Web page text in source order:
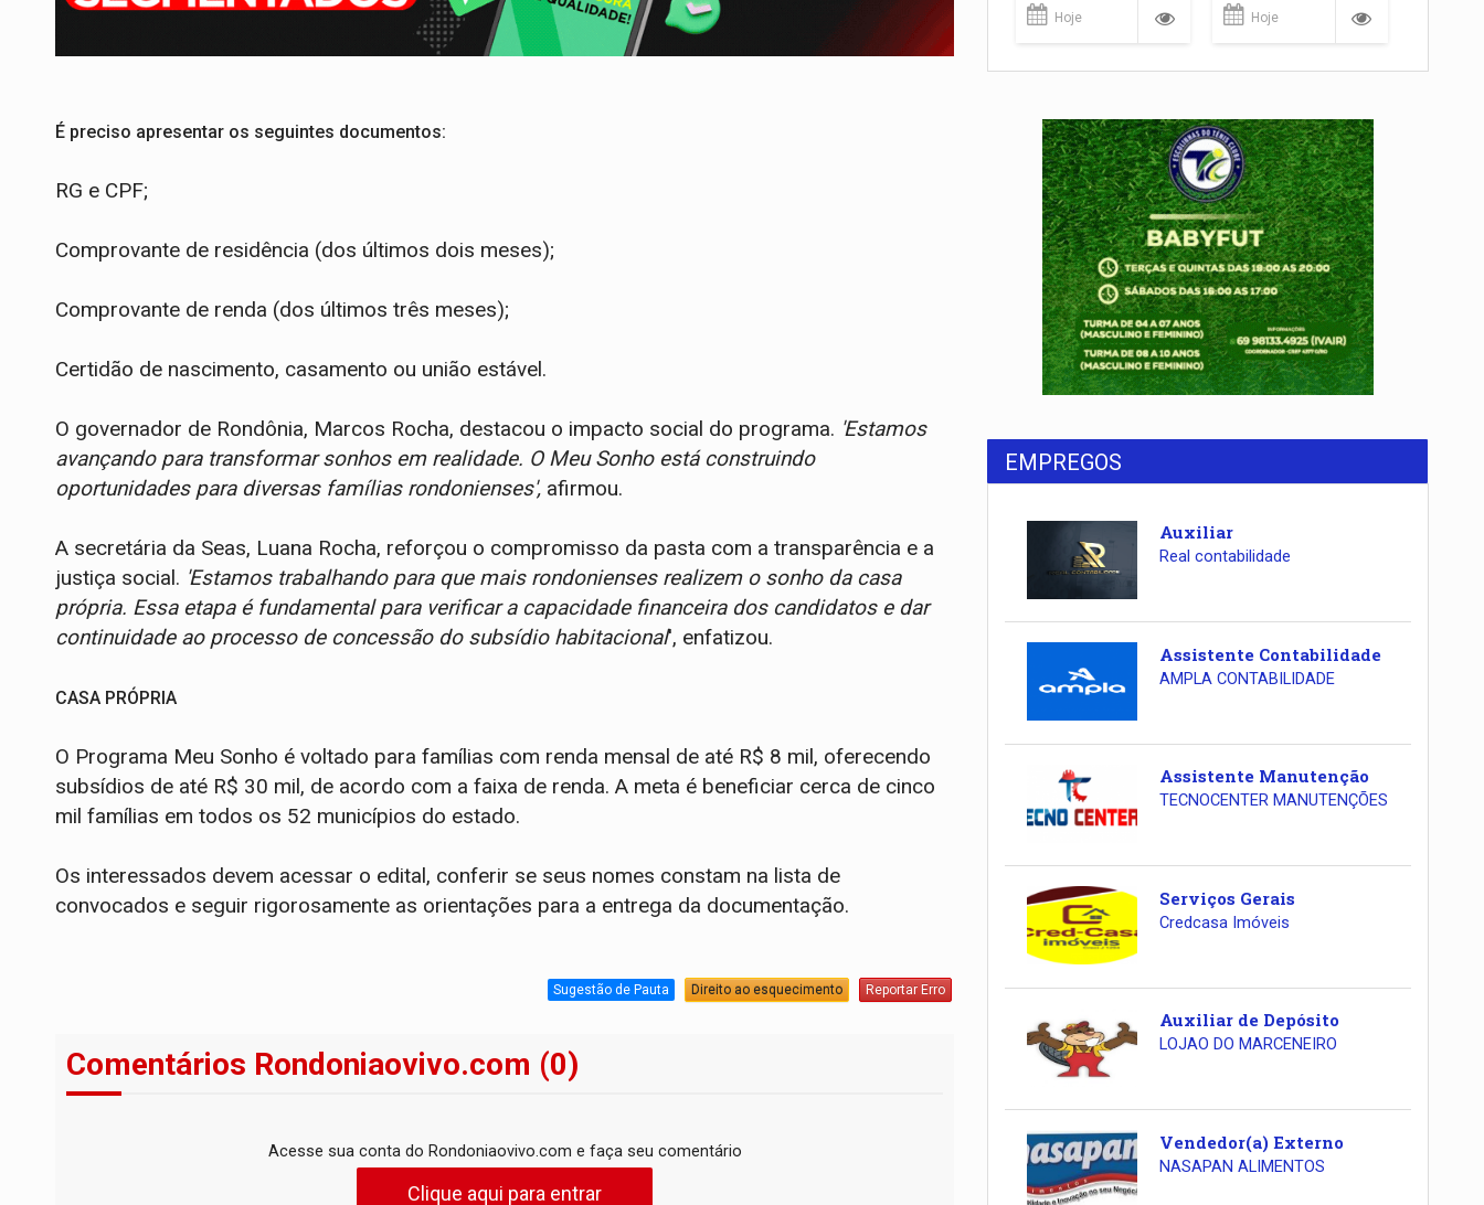
É preciso apresentar os seguintes documentos:
RG e CPF;
Comprovante de residência (dos últimos dois meses);
Comprovante de renda (dos últimos três meses);
Certidão de nascimento, casamento ou união estável.
O governador de Rondônia, Marcos Rocha, destacou o impacto social do programa. 'Estamos
avançando para transformar sonhos em realidade. O Meu Sonho está construindo
oportunidades para diversas famílias rondonienses', afirmou.
A secretária da Seas, Luana Rocha, reforçou o compromisso da pasta com a transparência e a
justiça social. 'Estamos trabalhando para que mais rondonienses realizem o sonho da casa
própria. Essa etapa é fundamental para verificar a capacidade financeira dos candidatos e dar
continuidade ao processo de concessão do subsídio habitacional', enfatizou.
CASA PRÓPRIA
O Programa Meu Sonho é voltado para famílias com renda mensal de até R$ 8 mil, oferecendo
subsídios de até R$ 30 mil, de acordo com a faixa de renda. A meta é beneficiar cerca de cinco
mil famílias em todos os 52 municípios do estado.
Os interessados devem acessar o edital, conferir se seus nomes constam na lista de
convocados e seguir rigorosamente as orientações para a entrega da documentação.
Sugestão de Pauta Direito ao esquecimento Reportar Erro
Comentários Rondoniaovivo.com (0)
Acesse sua conta do Rondoniaovivo.com e faça seu comentário
Clique aqui para entrar
1.400.000
Hoje
apartamentos!
Hoje
EMPREGOS
Auxiliar
Real contabilidade
Assistente Contabilidade
AMPLA CONTABILIDADE
Assistente Manutenção
TECNOCENTER MANUTENÇÕES
Serviços Gerais
Credcasa Imóveis
Auxiliar de Depósito
LOJAO DO MARCENEIRO
Vendedor(a) Externo
NASAPAN ALIMENTOS